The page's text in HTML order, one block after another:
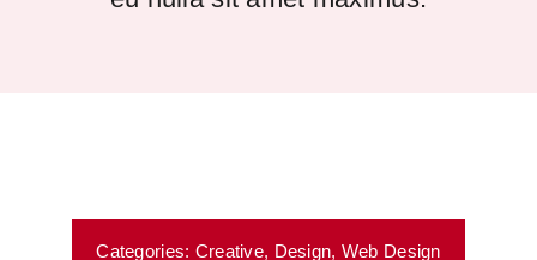
Categories: Creative, Design, Web Design